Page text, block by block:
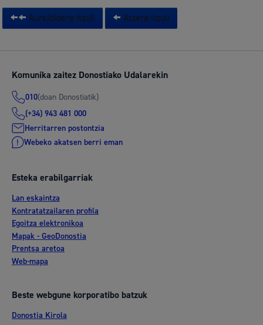
Aurkibidera itzuli Atzera itzuli
Komunika zaitez Donostiako Udalarekin
010(doan Donostiatik)
(+34) 943 481 000
Herritarren postontzia
Webeko akatsen berri eman
Esteka erabilgarriak
Lan eskaintza
Kontratatzailaren profila
Egoitza elektronikoa
Mapak - GeoDonostia
Prentsa aretoa
Web-mapa
Beste webgune korporatibo batzuk
Donostia Kirola